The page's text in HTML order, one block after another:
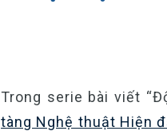
Trong serie bài viết
tàng Nghệ thuật Hiện